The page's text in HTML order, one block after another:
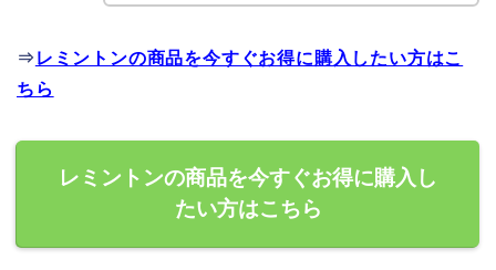
⇒ レミントンの商品を今すぐお得に購入したい方はこ
ちら
レミントンの商品を今すぐお得に購入し
たい方はこちら